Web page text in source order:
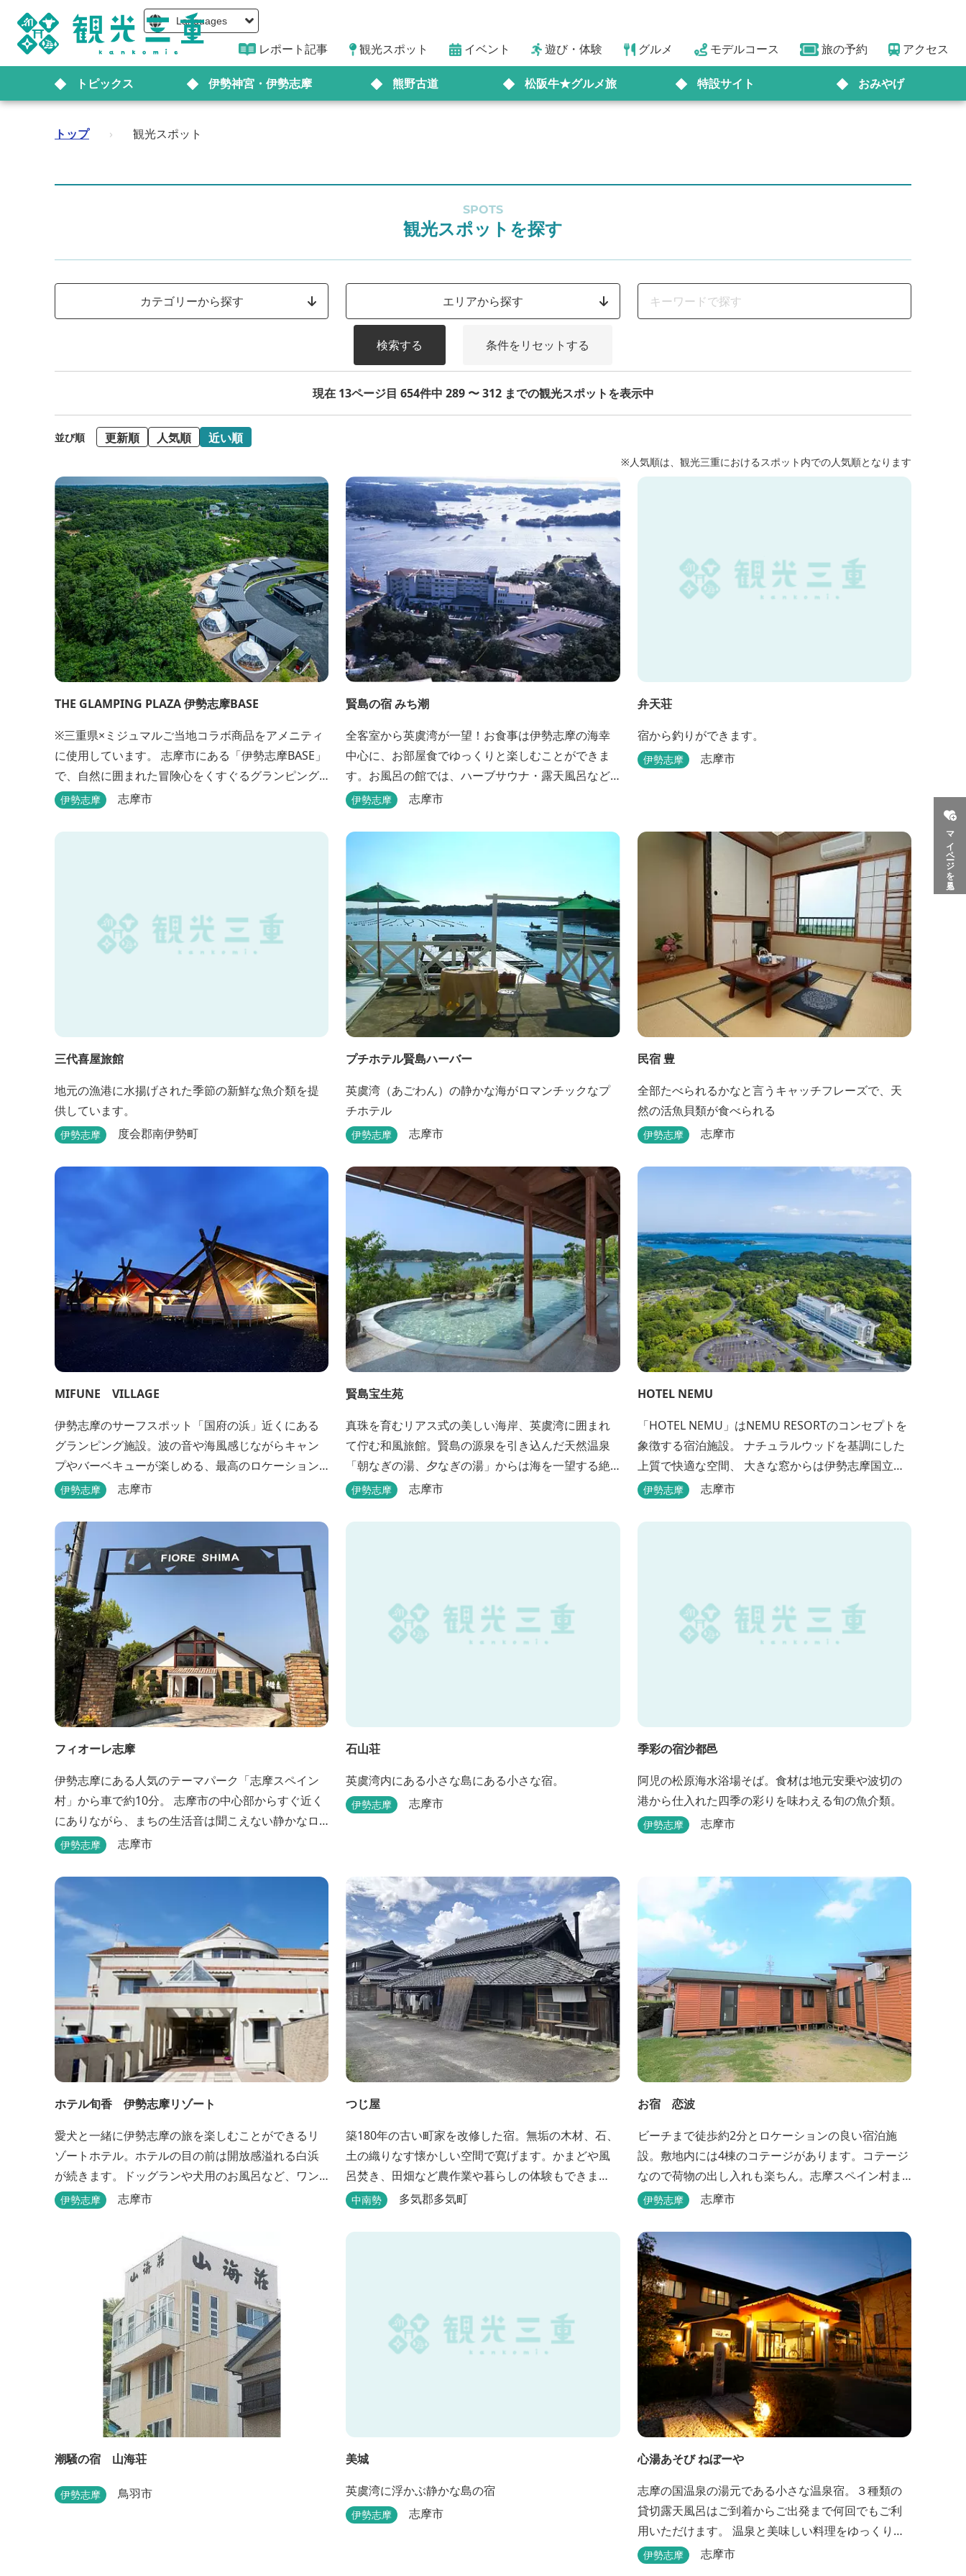
Languages
レポート記事 観光スポット イベント 遊び・体験 グルメ モデルコース 旅の予約 アクセス
トピックス 伊勢神宮・伊勢志摩 熊野古道 松阪牛★グルメ旅 特設サイト おみやげ
マイページを見る
トップ › 観光スポット
SPOTS
観光スポットを探す
カテゴリーから探す エリアから探す
検索する 条件をリセットする
現在 13ページ目 654件中 289 〜 312 までの観光スポットを表示中
並び順 更新順 人気順 近い順
※人気順は、観光三重におけるスポット内での人気順となります
THE GLAMPING PLAZA 伊勢志摩BASE
※三重県×ミジュマルご当地コラボ商品をアメニティ
に使用しています。 志摩市にある「伊勢志摩BASE」
で、自然に囲まれた冒険心をくすぐるグランピング
はいかがですか？7棟あるドーム型テントでの宿泊や
が、楽しいひとときを演出します。温暖な伊勢志摩
伊勢志摩 志摩市
賢島の宿 みち潮
全客室から英虞湾が一望！お食事は伊勢志摩の海幸
中心に、お部屋食でゆっくりと楽しむことができま
す。お風呂の館では、ハーブサウナ・露天風呂など
色々なお風呂が楽しめます。近鉄賢島駅から歩いて5
伊勢志摩 志摩市
弁天荘
宿から釣りができます。
伊勢志摩 志摩市
三代喜屋旅館
地元の漁港に水揚げされた季節の新鮮な魚介類を提
供しています。
伊勢志摩 度会郡南伊勢町
プチホテル賢島ハーバー
英虞湾（あごわん）の静かな海がロマンチックなプ
チホテル
伊勢志摩 志摩市
民宿 豊
全部たべられるかなと言うキャッチフレーズで、天
然の活魚貝類が食べられる
伊勢志摩 志摩市
MIFUNE VILLAGE
伊勢志摩のサーフスポット「国府の浜」近くにある
グランピング施設。波の音や海風感じながらキャン
プやバーベキューが楽しめる、最高のロケーション
です。
伊勢志摩 志摩市
賢島宝生苑
真珠を育むリアス式の美しい海岸、英虞湾に囲まれ
て佇む和風旅館。賢島の源泉を引き込んだ天然温泉
「朝なぎの湯、夕なぎの湯」からは海を一望する絶
景を愉しめる。また、夕食では海の幸を中心とした
伊勢志摩 志摩市
HOTEL NEMU
「HOTEL NEMU」はNEMU RESORTのコンセプトを
象徴する宿泊施設。 ナチュラルウッドを基調にした
上質で快適な空間、 大きな窓からは伊勢志摩国立公
園の雄大な自然を望みます。 雄大な自然を肌で感じ
理、この地に湧き出る温泉… ここでしかできない
伊勢志摩 志摩市
フィオーレ志摩
伊勢志摩にある人気のテーマパーク「志摩スペイン
村」から車で約10分。 志摩市の中心部からすぐ近く
にありながら、まちの生活音は聞こえない静かなロ
ケーションと、木の温もりを感じる本格的なコテー
と一緒に泊まれる宿泊棟もあり、「週末、ペットと
伊勢志摩 志摩市
石山荘
英虞湾内にある小さな島にある小さな宿。
伊勢志摩 志摩市
季彩の宿沙都邑
阿児の松原海水浴場そば。食材は地元安乗や波切の
港から仕入れた四季の彩りを味わえる旬の魚介類。
伊勢志摩 志摩市
ホテル旬香 伊勢志摩リゾート
愛犬と一緒に伊勢志摩の旅を楽しむことができるリ
ゾートホテル。ホテルの目の前は開放感溢れる白浜
が続きます。ドッグランや犬用のお風呂など、ワン
ちゃんも喜ぶサービスがたくさん。
伊勢志摩 志摩市
つじ屋
築180年の古い町家を改修した宿。無垢の木材、石、
土の織りなす懐かしい空間で寛げます。かまどや風
呂焚き、田畑など農作業や暮らしの体験もできま
す。
中南勢 多気郡多気町
お宿 恋波
ビーチまで徒歩約2分とロケーションの良い宿泊施
設。敷地内には4棟のコテージがあります。コテージ
なので荷物の出し入れも楽ちん。志摩スペイン村ま
で車で約13分と観光にも便利です。
伊勢志摩 志摩市
潮騒の宿 山海荘
伊勢志摩 鳥羽市
美城
英虞湾に浮かぶ静かな島の宿
伊勢志摩 志摩市
心湯あそび ねぼーや
志摩の国温泉の湯元である小さな温泉宿。３種類の
貸切露天風呂はご到着からご出発まで何回でもご利
用いただけます。 温泉と美味しい料理をゆっくりと
楽しむならぜひ「心湯あそび ねぼーや」へいらっし
伊勢志摩 志摩市